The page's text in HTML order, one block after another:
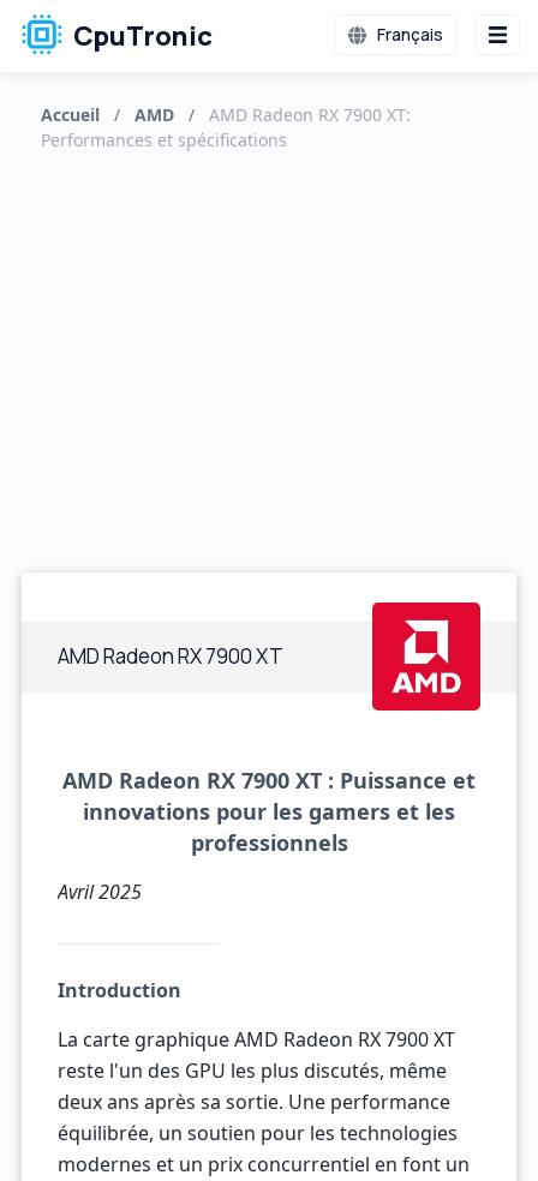
CpuTronic Français
Accueil / AMD /
AMD Radeon RX 7900 XT:
Performances et spécifications
AMD Radeon RX 7900 XT
AMD Radeon RX 7900 XT : Puissance et
innovations pour les gamers et les
professionnels
Avril 2025
Introduction
La carte graphique AMD Radeon RX 7900 XT
reste l'un des GPU les plus discutés, même
deux ans après sa sortie. Une performance
équilibrée, un soutien pour les technologies
modernes et un prix concurrentiel en font un